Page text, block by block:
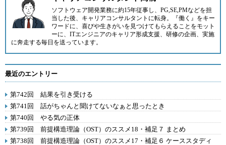
ソフトウェア開発業務に約15年従事し、PG,SE,PMなどを担
当した後、キャリアコンサルタントに転身。『働く』をキー
ワードに、喜びや生きがいを見つけてもらえることをモット
ーに、ITエンジニアのキャリア形成支援、研修の企画、実施
に奔走する毎日を送っています。
最近のエントリー
第742回 結果を引き受ける
第741回 話がちゃんと聞けてないなぁと思ったとき
第740回 やる気の正体
第739回 前提構造理論（OST）のススメ18・補足７ まとめ
第738回 前提構造理論（OST）のススメ17・補足６ ケーススタディ